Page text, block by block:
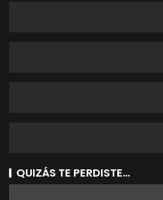
QUIZÁS TE PERDISTE...